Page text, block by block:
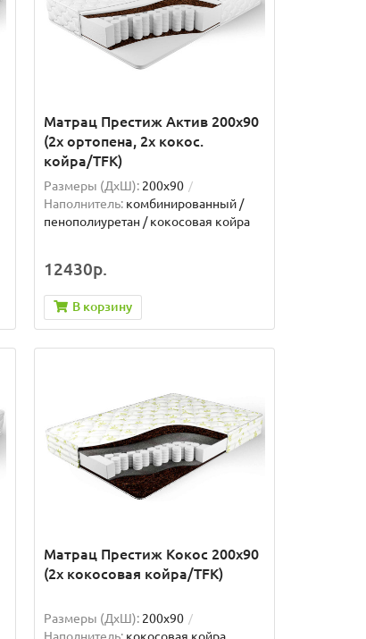
Матрац Престиж Актив 200x90
(2x ортопена, 2x кокос.
койра/TFK)
Размеры (ДxШ): 200x90
Наполнитель: комбинированный /
пенополиуретан / кокосовая койра
12430р.
В корзину
Матрац Престиж Кокос 200x90
(2x кокосовая койра/TFK)
Размеры (ДxШ): 200x90
Наполнитель: кокосовая койра